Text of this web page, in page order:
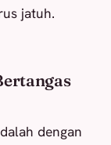
jatuh.
dengan